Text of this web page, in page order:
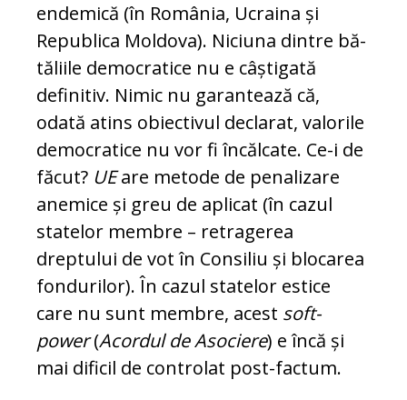
endemică (în Ro­mânia, Ucraina și
Republica Moldova). Niciuna dintre bă­
tăliile democratice nu e câștigată
definitiv. Nimic nu garantează că,
odată atins obiectivul declarat, va­­lorile
democratice nu vor fi încălcate. Ce-i de
făcut? UEare metode de penalizare
anemice și greu de aplicat (în cazul
statelor membre – retragerea
dreptului de vot în Consiliu și blocarea
fondurilor). În cazul statelor es­ti­ce
care nu sunt membre, acest soft-
power(Acordul de Asociere) e încă și
mai dificil de controlat post-factum.